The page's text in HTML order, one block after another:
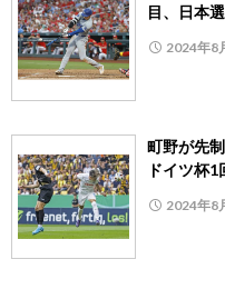
目、日本
2024年8
町野が先
ドイツ杯1
2024年8